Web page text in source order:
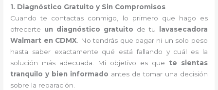
1. Diagnóstico Gratuito y Sin Compromisos
Cuando te contactas conmigo, lo primero que hago es
ofrecerte un diagnóstico gratuito de tu
lavasecadora
Walmart en CDMX . No tendrás que pagar ni un solo peso
hasta saber exactamente qué está fallando y cuál es la
solución más adecuada. Mi objetivo es que te sientas
tranquilo y bien informado antes de tomar una decisión
sobre la reparación.